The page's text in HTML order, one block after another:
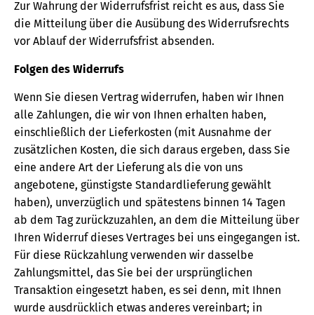
Zur Wahrung der Widerrufsfrist reicht es aus, dass Sie
die Mitteilung über die Ausübung des Widerrufsrechts
vor Ablauf der Widerrufsfrist absenden.
Folgen des Widerrufs
Wenn Sie diesen Vertrag widerrufen, haben wir Ihnen
alle Zahlungen, die wir von Ihnen erhalten haben,
einschließlich der Lieferkosten (mit Ausnahme der
zusätzlichen Kosten, die sich daraus ergeben, dass Sie
eine andere Art der Lieferung als die von uns
angebotene, günstigste Standardlieferung gewählt
haben), unverzüglich und spätestens binnen 14 Tagen
ab dem Tag zurückzuzahlen, an dem die Mitteilung über
Ihren Widerruf dieses Vertrages bei uns eingegangen ist.
Für diese Rückzahlung verwenden wir dasselbe
Zahlungsmittel, das Sie bei der ursprünglichen
Transaktion eingesetzt haben, es sei denn, mit Ihnen
wurde ausdrücklich etwas anderes vereinbart; in